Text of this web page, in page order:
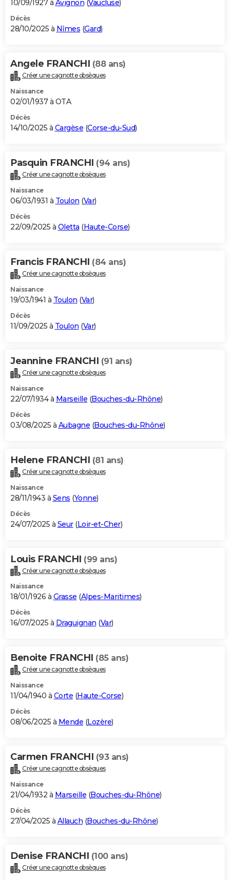
10/09/1927 à Avignon (Vaucluse)
Décès
28/10/2025 à Nîmes (Gard)
Angele FRANCHI (88 ans)
Créer une cagnotte obsèques
Naissance
02/01/1937 à OTA
Décès
14/10/2025 à Cargèse (Corse-du-Sud)
Pasquin FRANCHI (94 ans)
Créer une cagnotte obsèques
Naissance
06/03/1931 à Toulon (Var)
Décès
22/09/2025 à Oletta (Haute-Corse)
Francis FRANCHI (84 ans)
Créer une cagnotte obsèques
Naissance
19/03/1941 à Toulon (Var)
Décès
11/09/2025 à Toulon (Var)
Jeannine FRANCHI (91 ans)
Créer une cagnotte obsèques
Naissance
22/07/1934 à Marseille (Bouches-du-Rhône)
Décès
03/08/2025 à Aubagne (Bouches-du-Rhône)
Helene FRANCHI (81 ans)
Créer une cagnotte obsèques
Naissance
28/11/1943 à Sens (Yonne)
Décès
24/07/2025 à Seur(Loir-et-Cher)
Louis FRANCHI (99 ans)
Créer une cagnotte obsèques
Naissance
18/01/1926 à Grasse (Alpes-Maritimes)
Décès
16/07/2025 à Draguignan (Var)
Benoite FRANCHI (85 ans)
Créer une cagnotte obsèques
Naissance
11/04/1940 à Corte (Haute-Corse)
Décès
08/06/2025 à Mende (Lozère)
Carmen FRANCHI (93 ans)
Créer une cagnotte obsèques
Naissance
21/04/1932 à Marseille (Bouches-du-Rhône)
Décès
27/04/2025 à Allauch (Bouches-du-Rhône)
Denise FRANCHI (100 ans)
Créer une cagnotte obsèques